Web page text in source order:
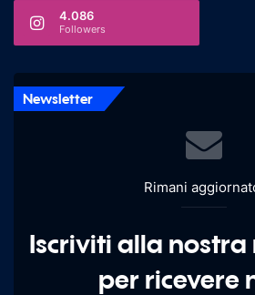
4.086
Followers
Newsletter
Rimani
Iscriviti alla
per ricevere